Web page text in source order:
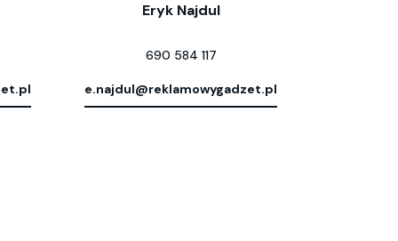
Eryk Najdul
690 584 117
e.najdul@reklamowygadzet.pl